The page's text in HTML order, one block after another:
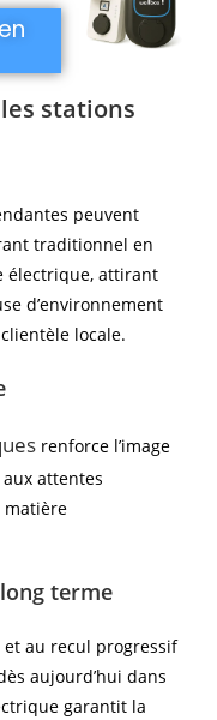
stations
peuvent
traditionnel en
électrique, attirant
d’environnement
locale.
renforce l’image
attentes
matière
terme
et au recul progressif
aujourd’hui dans
garantit la